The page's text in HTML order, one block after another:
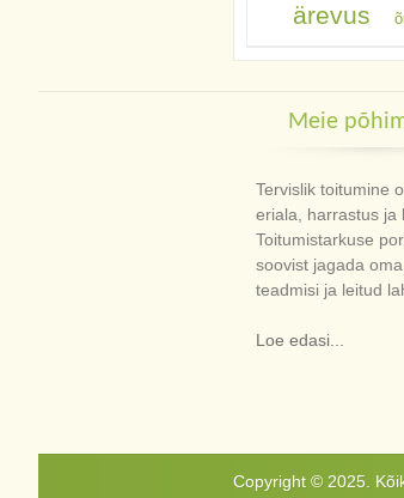
ärevus
Meie
Tervislik toitumine
eriala, harrastus ja
Toitumistarkuse
soovist jagada
teadmisi ja leitud
Loe edasi...
Copyright © 2025.